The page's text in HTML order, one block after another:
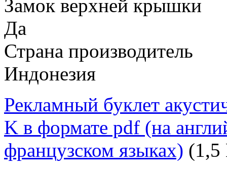
Замок верхней крышки
Да
Страна производитель
Индонезия
Рекламный буклет
K в формате pdf (на
французском языках)